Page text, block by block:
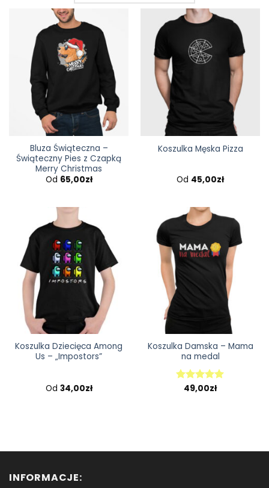
Bluza Świąteczna –
Świąteczny Pies z Czapką
Merry Christmas
Od 65,00zł
Koszulka Męska Pizza
Od 45,00zł
Koszulka Dziecięca Among
Us – „Impostors”
Od 34,00zł
Koszulka Damska – Mama
na medal
Oceniono
49,00zł
INFORMACJE: